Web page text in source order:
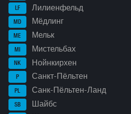
LF Лилиенфельд
MD Мёдлинг
ME Мельк
MI Мистельбах
NK Нойнкирхен
P Санкт-Пёльтен
PL Санк-Пёльтен-Ланд
SB Шайбс